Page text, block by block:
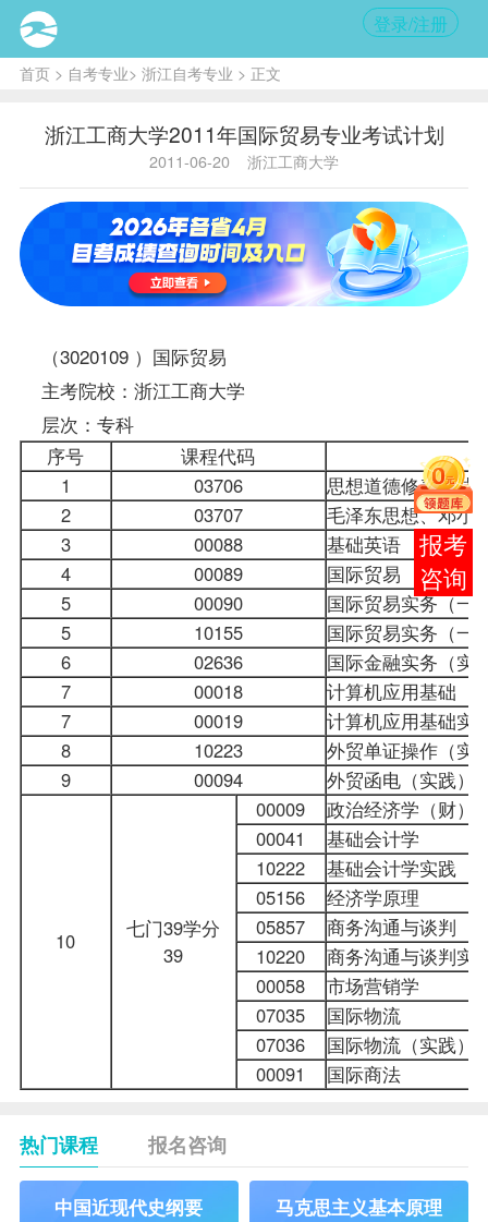
登录/注册
首页> 自考专业> 浙江自考专业 > 正文
浙江工商大学2011年国际贸易专业考试计划
2011-06-20 浙江工商大学
（3020109 ） 国际贸易
主考院校：浙江工商大学
层次：专科
序号 课程代码
1
03706
思想道德修养与法
2
03707
毛泽东思想、邓小
3
00088
基础英语
4
00089
国际贸易
5
00090
国际贸易实务（一
5
10155
国际贸易实务（一
6
02636 国际金融实务（实
7
00018
计算机应用基础
7
00019
计算机应用基础实
8
10223
外贸单证操作（实
9
00094 外贸函电（实践）
10
七门39学分
39
00009
政治经济学（财）
00041
基础会计学
10222
基础会计学实践
05156
经济学原理
05857
商务沟通与谈判
10220
商务沟通与谈判实
00058
市场营销学
07035
国际物流
07036
国际物流（实践）
00091
国际商法
热门课程 报名咨询
中国近现代史纲要 马克思主义基本原理
在线
客服